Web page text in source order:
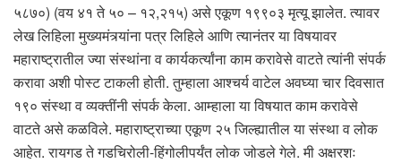
५८७०) (वय ४१ ते ५० – १२,२१५) असे एकूण १९९०३ मृत्यू झालेत. त्यावर
लेख लिहिला मुख्यमंत्र्यांना पत्र लिहिले आणि त्यानंतर या विषयावर
महाराष्ट्रातील ज्या संस्थांना व कार्यकर्त्यांना काम करावेसे वाटते त्यांनी संपर्क
करावा अशी पोस्ट टाकली होती. तुम्हाला आश्चर्य वाटेल अवघ्या चार दिवसात
१९० संस्था व व्यक्तींनी संपर्क केला. आम्हाला या विषयात काम करावेसे
वाटते असे कळविले. महाराष्ट्राच्या एकूण २५ जिल्ह्यातील या संस्था व लोक
आहेत. रायगड ते गडचिरोली-हिंगोलीपर्यंत लोक जोडले गेले. मी अक्षरशः